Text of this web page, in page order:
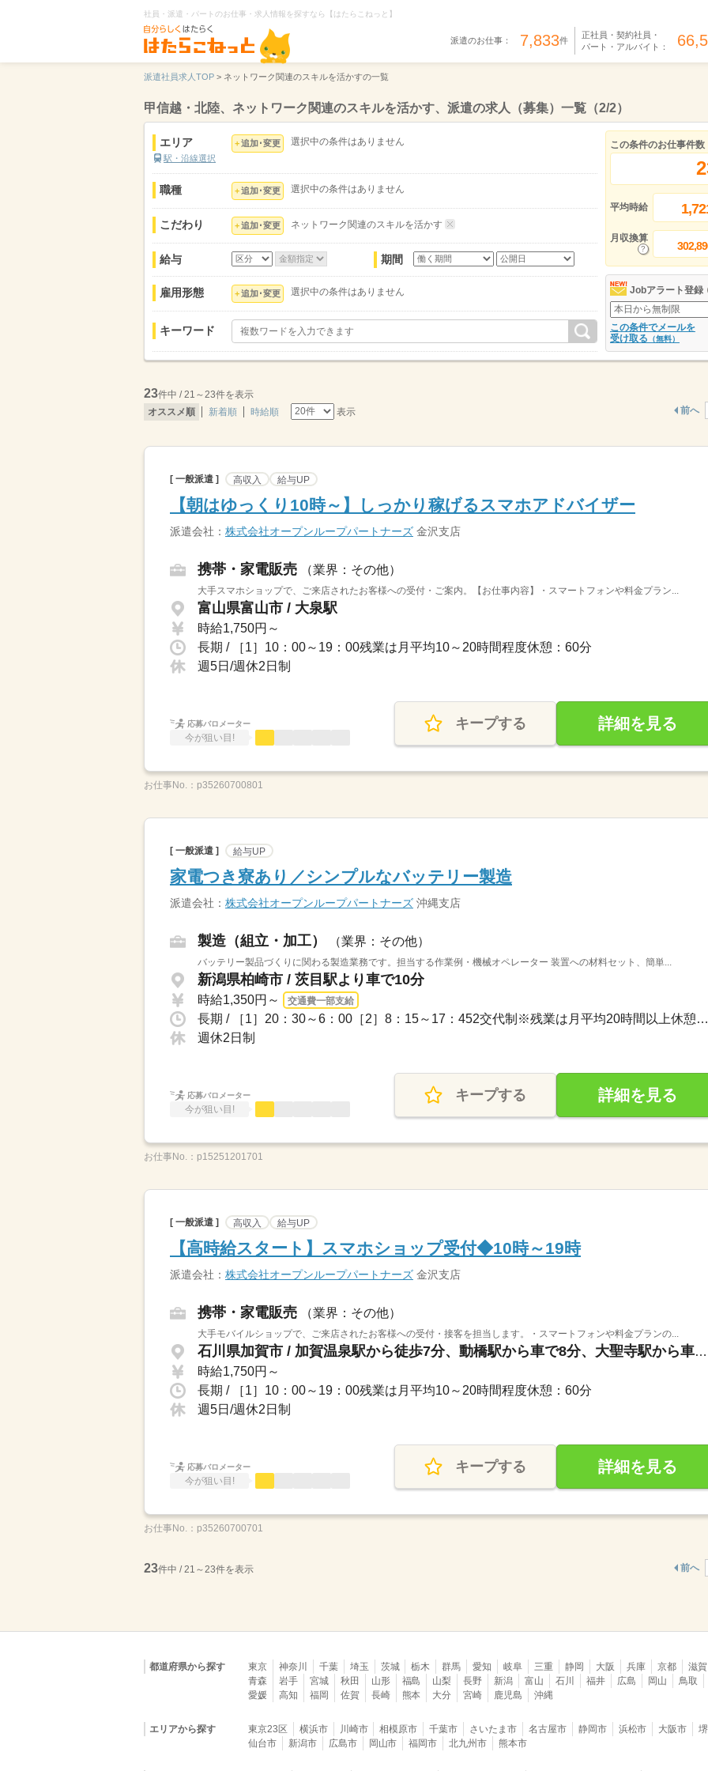
社員・派遣・パートのお仕事・求人情報を探すなら【はたらこねっと】
派遣のお仕事： 7,833件
正社員・契約社員・
パート・アルバイト：
派遣社員求人TOP > ネットワーク関連のスキルを活かすの一覧
甲信越・北陸、ネットワーク関連のスキルを活かす、派遣の求人（募集）一覧（2/2）
エリア
駅・沿線選択
追加･変更 選択中の条件はありません
職種 追加･変更 選択中の条件はありません
こだわり 追加･変更 ネットワーク関連のスキルを活かす
給与 期間
雇用形態 追加･変更 選択中の条件はありません
キーワード
この条件のお仕事件数
平均時給
月収換算
Jobアラート登録
この条件でメールを
受け取る （無料）
23件中 / 21～23件を表示
オススメ順
新着順 時給順 表示 前へ
[ 一般派遣 ] 高収入 給与UP
【朝はゆっくり10時～】しっかり稼げるスマホアドバイザー
派遣会社： 株式会社オープンループパートナーズ 金沢支店
携帯・家電販売 （業界：その他）
大手スマホショップで、ご来店されたお客様への受付・ご案内。【お仕事内容】・スマートフォンや料金プラン...
富山県富山市 / 大泉駅
時給1,750円～
長期 / ［1］10：00～19：00残業は月平均10～20時間程度休憩：60分
週5日/週休2日制
応募バロメーター
今が狙い目!
キープする 詳細を見る
お仕事No.： p35260700801
[ 一般派遣 ] 給与UP
家電つき寮あり／シンプルなバッテリー製造
派遣会社： 株式会社オープンループパートナーズ 沖縄支店
製造（組立・加工） （業界：その他）
バッテリー製品づくりに関わる製造業務です。担当する作業例・機械オペレーター 装置への材料セット、簡単...
新潟県柏崎市 / 茨目駅より車で10分
時給1,350円～ 交通費一部支給
長期 / ［1］20：30～6：00［2］8：15～17：452交代制※残業は月平均20時間以上休憩：9...
週休2日制
応募バロメーター
今が狙い目!
キープする 詳細を見る
お仕事No.： p15251201701
[ 一般派遣 ] 高収入 給与UP
【高時給スタート】スマホショップ受付◆10時～19時
派遣会社： 株式会社オープンループパートナーズ 金沢支店
携帯・家電販売 （業界：その他）
大手モバイルショップで、ご来店されたお客様への受付・接客を担当します。・スマートフォンや料金プランの...
石川県加賀市 / 加賀温泉駅から徒歩7分、動橋駅から車で8分、大聖寺駅から車で9分 ◆車...
時給1,750円～
長期 / ［1］10：00～19：00残業は月平均10～20時間程度休憩：60分
週5日/週休2日制
応募バロメーター
今が狙い目!
キープする 詳細を見る
お仕事No.： p35260700701
23件中 / 21～23件を表示 前へ
都道府県から探す 東京 神奈川 千葉 埼玉 茨城 栃木 群馬 愛知 岐阜 三重 静岡 大阪 兵庫 京都 滋賀
青森
岩手 宮城 秋田 山形 福島 山梨 長野 新潟 富山 石川 福井 広島 岡山 鳥取
愛媛
高知 福岡 佐賀 長崎 熊本 大分 宮崎 鹿児島 沖縄
エリアから探す 東京23区 横浜市 川崎市 相模原市 千葉市 さいたま市 名古屋市 静岡市 浜松市 大阪市
仙台市
新潟市 広島市 岡山市 福岡市 北九州市 熊本市